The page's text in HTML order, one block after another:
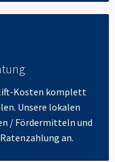
Kosten komplett
Unsere lokalen
/ Fördermitteln und
an.